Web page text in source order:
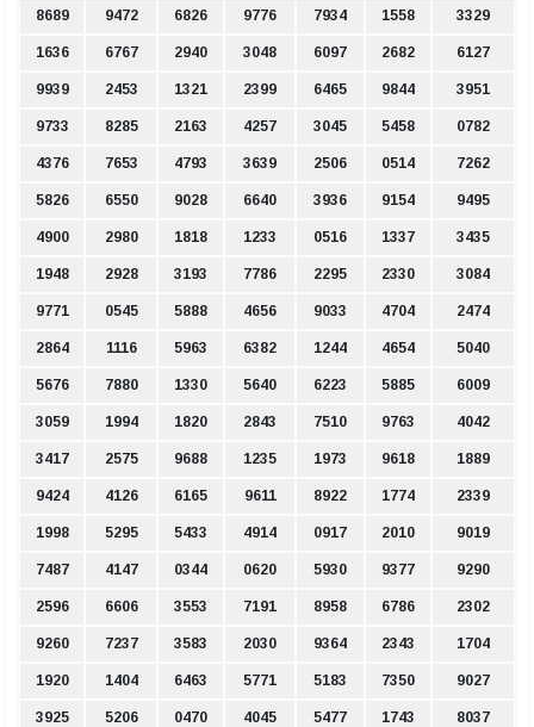
8689 9472 6826 9776 7934 1558 3329
1636 6767 2940 3048 6097 2682 6127
9939 2453 1321 2399 6465 9844 3951
9733 8285 2163 4257 3045 5458 0782
4376 7653 4793 3639 2506 0514 7262
5826 6550 9028 6640 3936 9154 9495
4900 2980 1818 1233 0516 1337 3435
1948 2928 3193 7786 2295 2330 3084
9771 0545 5888 4656 9033 4704 2474
2864 1116 5963 6382 1244 4654 5040
5676 7880 1330 5640 6223 5885 6009
3059 1994 1820 2843 7510 9763 4042
3417 2575 9688 1235 1973 9618 1889
9424 4126 6165 9611 8922 1774 2339
1998 5295 5433 4914 0917 2010 9019
7487 4147 0344 0620 5930 9377 9290
2596 6606 3553 7191 8958 6786 2302
9260 7237 3583 2030 9364 2343 1704
1920 1404 6463 5771 5183 7350 9027
3925 5206 0470 4045 5477 1743 8037